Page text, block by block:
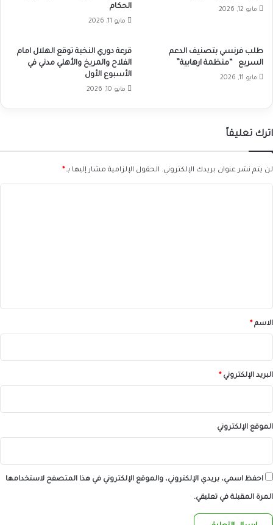
مايو 12, 2026
الحكام
مايو 11, 2026
طلب فرنسي بتصنيف الدعم
السريع “منظمة ارهابية”
مايو 11, 2026
قرعة دوري النخبة توقع الهلال امام
الفلاح والمريخ والأهلي مدني في
الأسبوع الأول
مايو 10, 2026
اترك تعليقاً
لن يتم نشر عنوان بريدك الإلكتروني. الحقول الإلزامية مشار إليها بـ*
*الاسم*
البريد الإلكتروني*
الموقع الإلكتروني
احفظ اسمي، بريدي الإلكتروني، والموقع الإلكتروني في هذا المتصفح لاستخدامها
المرة المقبلة في تعليقي.